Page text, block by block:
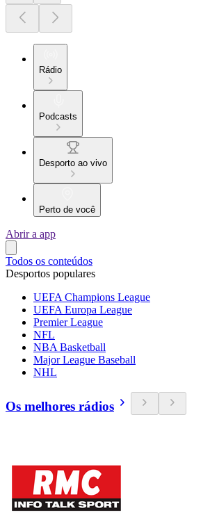
Rádio
Podcasts
Desporto ao vivo
Perto de você
Abrir a app
Todos os conteúdos
Desportos populares
UEFA Champions League
UEFA Europa League
Premier League
NFL
NBA Basketball
Major League Baseball
NHL
Os melhores rádios